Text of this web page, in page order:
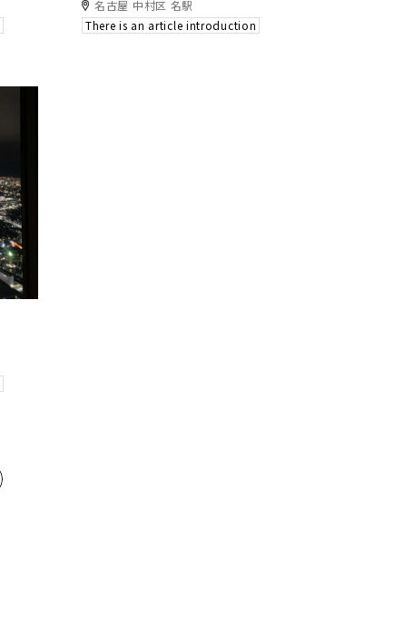
名古屋 中村区 名駅
There is an article introduction